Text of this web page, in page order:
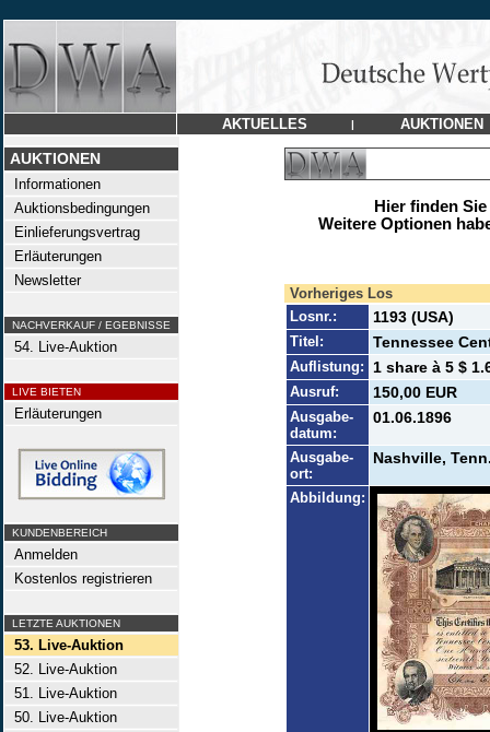
AKTUELLES | AUKTIONEN
AUKTIONEN
Informationen
Auktionsbedingungen
Einlieferungsvertrag
Erläuterungen
Newsletter
NACHVERKAUF / EGEBNISSE
54. Live-Auktion
LIVE BIETEN
Erläuterungen
KUNDENBEREICH
Anmelden
Kostenlos registrieren
LETZTE AUKTIONEN
53. Live-Auktion
52. Live-Auktion
51. Live-Auktion
50. Live-Auktion
Hier finden
Weitere Optionen
Vorheriges Los
Losnr.:
1193 (USA)
Titel: Tennessee
Auflistung: 1 share à 5 $
Ausruf: 150,00 EUR
Ausgabe-
datum:
01.06.1896
Ausgabe-
ort:
Nashville,
Abbildung: